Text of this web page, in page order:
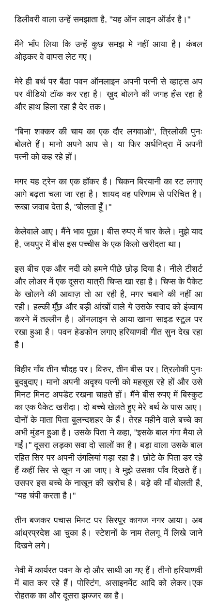
डिलीवरी वाला उन्हें समझाता है, "यह ऑन लाइन ऑर्डर है।"
मैंने भाँप लिया कि उन्हें कुछ समझ मे नहीं आया है। कंबल
ओढ़कर वे वापस लेट गए।
मेरे ही बर्थ पर बैठा पवन ऑनलाइन अपनी पत्नी से व्हाट्स अप
पर वीडियो टॉक कर रहा है। ख़ुद बोलने की जगह हँस रहा है
और हाथ हिला रहा है देर तक।
"बिना शक्कर की चाय का एक दौर लगवाओ", त्रिलोकी पुनः
बोलते हैं। मानो अपने आप से। या फिर अर्धनिद्रा में अपनी
पत्नी को कह रहे हों।
मगर यह ट्रेन का एक हॉकर है। चिकन बिरयानी का रट लगाए
आगे बढ़ता चला जा रहा है। शायद वह परिणाम से परिचित है।
रूखा जवाब देता है, "बोलता हूँ।"
केलेवाले आए। मैंने भाव पूछा। बीस रुपए में चार केले। मुझे याद
है, जयपुर में बीस इस पच्चीस के एक किलो खरीदता था।
इस बीच एक और नदी को हमने पीछे छोड़ दिया है। नीले टीशर्ट
और लोअर में एक दूसरा यात्री चिप्स खा रहा है। चिप्स के पैकेट
के खोलने की आवाज़ तो आ रही है, मगर चबाने की नहीं आ
रही। हल्की मूँछ और बड़ी आंखों वाले ये उसके स्वाद को इंज्वाय
करने में तल्लीन है। ऑनलाइन से आया खाना साइड स्टूल पर
रखा हुआ है। पवन हेडफोन लगाए हरियाणवी गीत सुन देख रहा
है।
विहीर गाँव तीन चौदह पर। विरुर, तीन बीस पर। त्रिलोकी पुनः
बुदबुदाए। मानो अपनी अदृश्य पत्नी को महसूस रहे हों और उसे
मिनट मिनट अपडॆट रखना चाहते हों। मैंने बीस रुपए में बिस्कुट
का एक पैकेट खरीदा। दो बच्चे खेलते हुए मेरे बर्थ के पास आए।
दोनों के माता पिता बुलन्दशहर के हैं। तेरह महीने वाले बच्चे का
अभी मुंडन हुआ है। उसके पिता ने कहा, "इसके बाल गंगा मैया ले
गईं।" दूसरा लड़का सवा दो सालों का है। बड़ा वाला उसके बाल
रहित सिर पर अपनी उंगलियां गड़ा रहा है। छोटे के पिता डर रहे
हैं कहीं सिर से ख़ून न आ जाए। वे मुझे उसका पाँव दिखते हैं।
उसपर इस बच्चे के नाखून की खरोच है। बड़े की माँ बोलती है,
"यह चंपी करता है।"
तीन बजकर पचास मिनट पर सिरपूर कागज नगर आया। अब
आंध्रप्रदेश आ चुका है। स्टेशनों के नाम तेलगू में लिखे जाने
दिखने लगे।
नेवी में कार्यरत पवन के दो और साथी आ गए हैं। तीनो हरियाणवी
में बात कर रहे हैं। पोस्टिंग, असाइनमेंट आदि को लेकर।एक
रोहतक का और दूसरा झज्जर का है।